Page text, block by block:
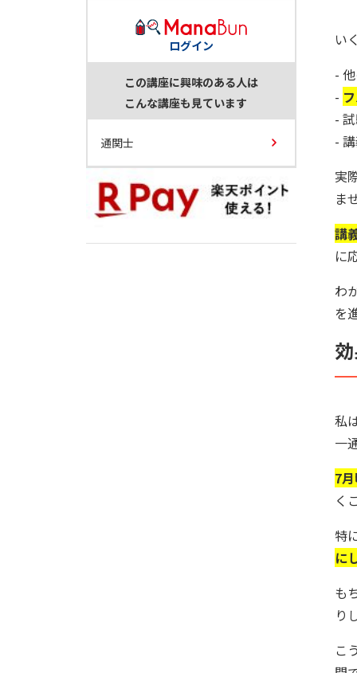
い
-
-
-
-
実
ま
講
に
わ
を
私
一
7
く
特
に
も
り
こ
ログイン
この講座に興味のある人は
こんな講座も見ています
通関士